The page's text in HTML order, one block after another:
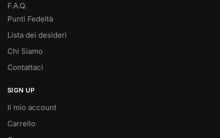
F.A.Q.
Punti Fedeltà
Lista dei desideri
Chi Siamo
Contattaci
SIGN UP
Il mio account
Carrello